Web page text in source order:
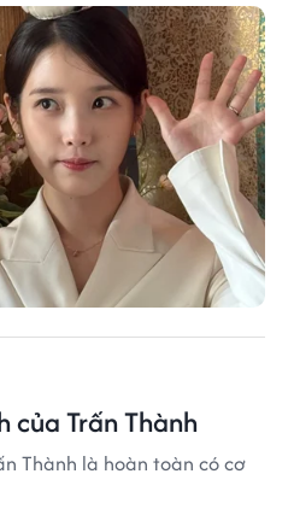
của Trấn Thành
Thành là hoàn toàn có cơ